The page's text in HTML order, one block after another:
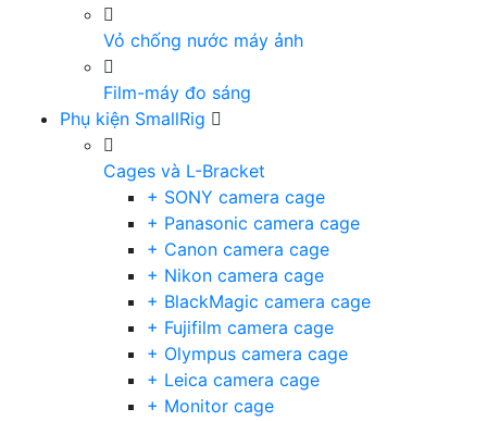
Vỏ chống nước máy ảnh
Film-máy đo sáng
Phụ kiện SmallRig
Cages và L-Bracket
+ SONY camera cage
+ Panasonic camera cage
+ Canon camera cage
+ Nikon camera cage
+ BlackMagic camera cage
+ Fujifilm camera cage
+ Olympus camera cage
+ Leica camera cage
+ Monitor cage